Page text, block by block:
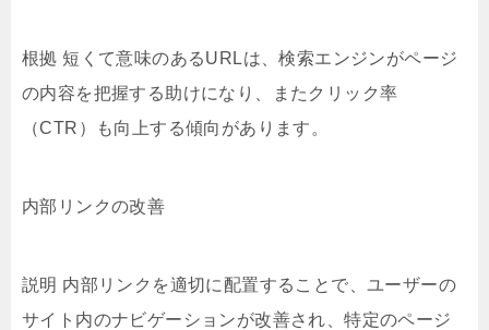
根拠 短くて意味のあるURLは、検索エンジンがページ
の内容を把握する助けになり、またクリック率
（CTR）も向上する傾向があります。
内部リンクの改善
説明 内部リンクを適切に配置することで、ユーザーの
サイト内のナビゲーションが改善され、特定のページ